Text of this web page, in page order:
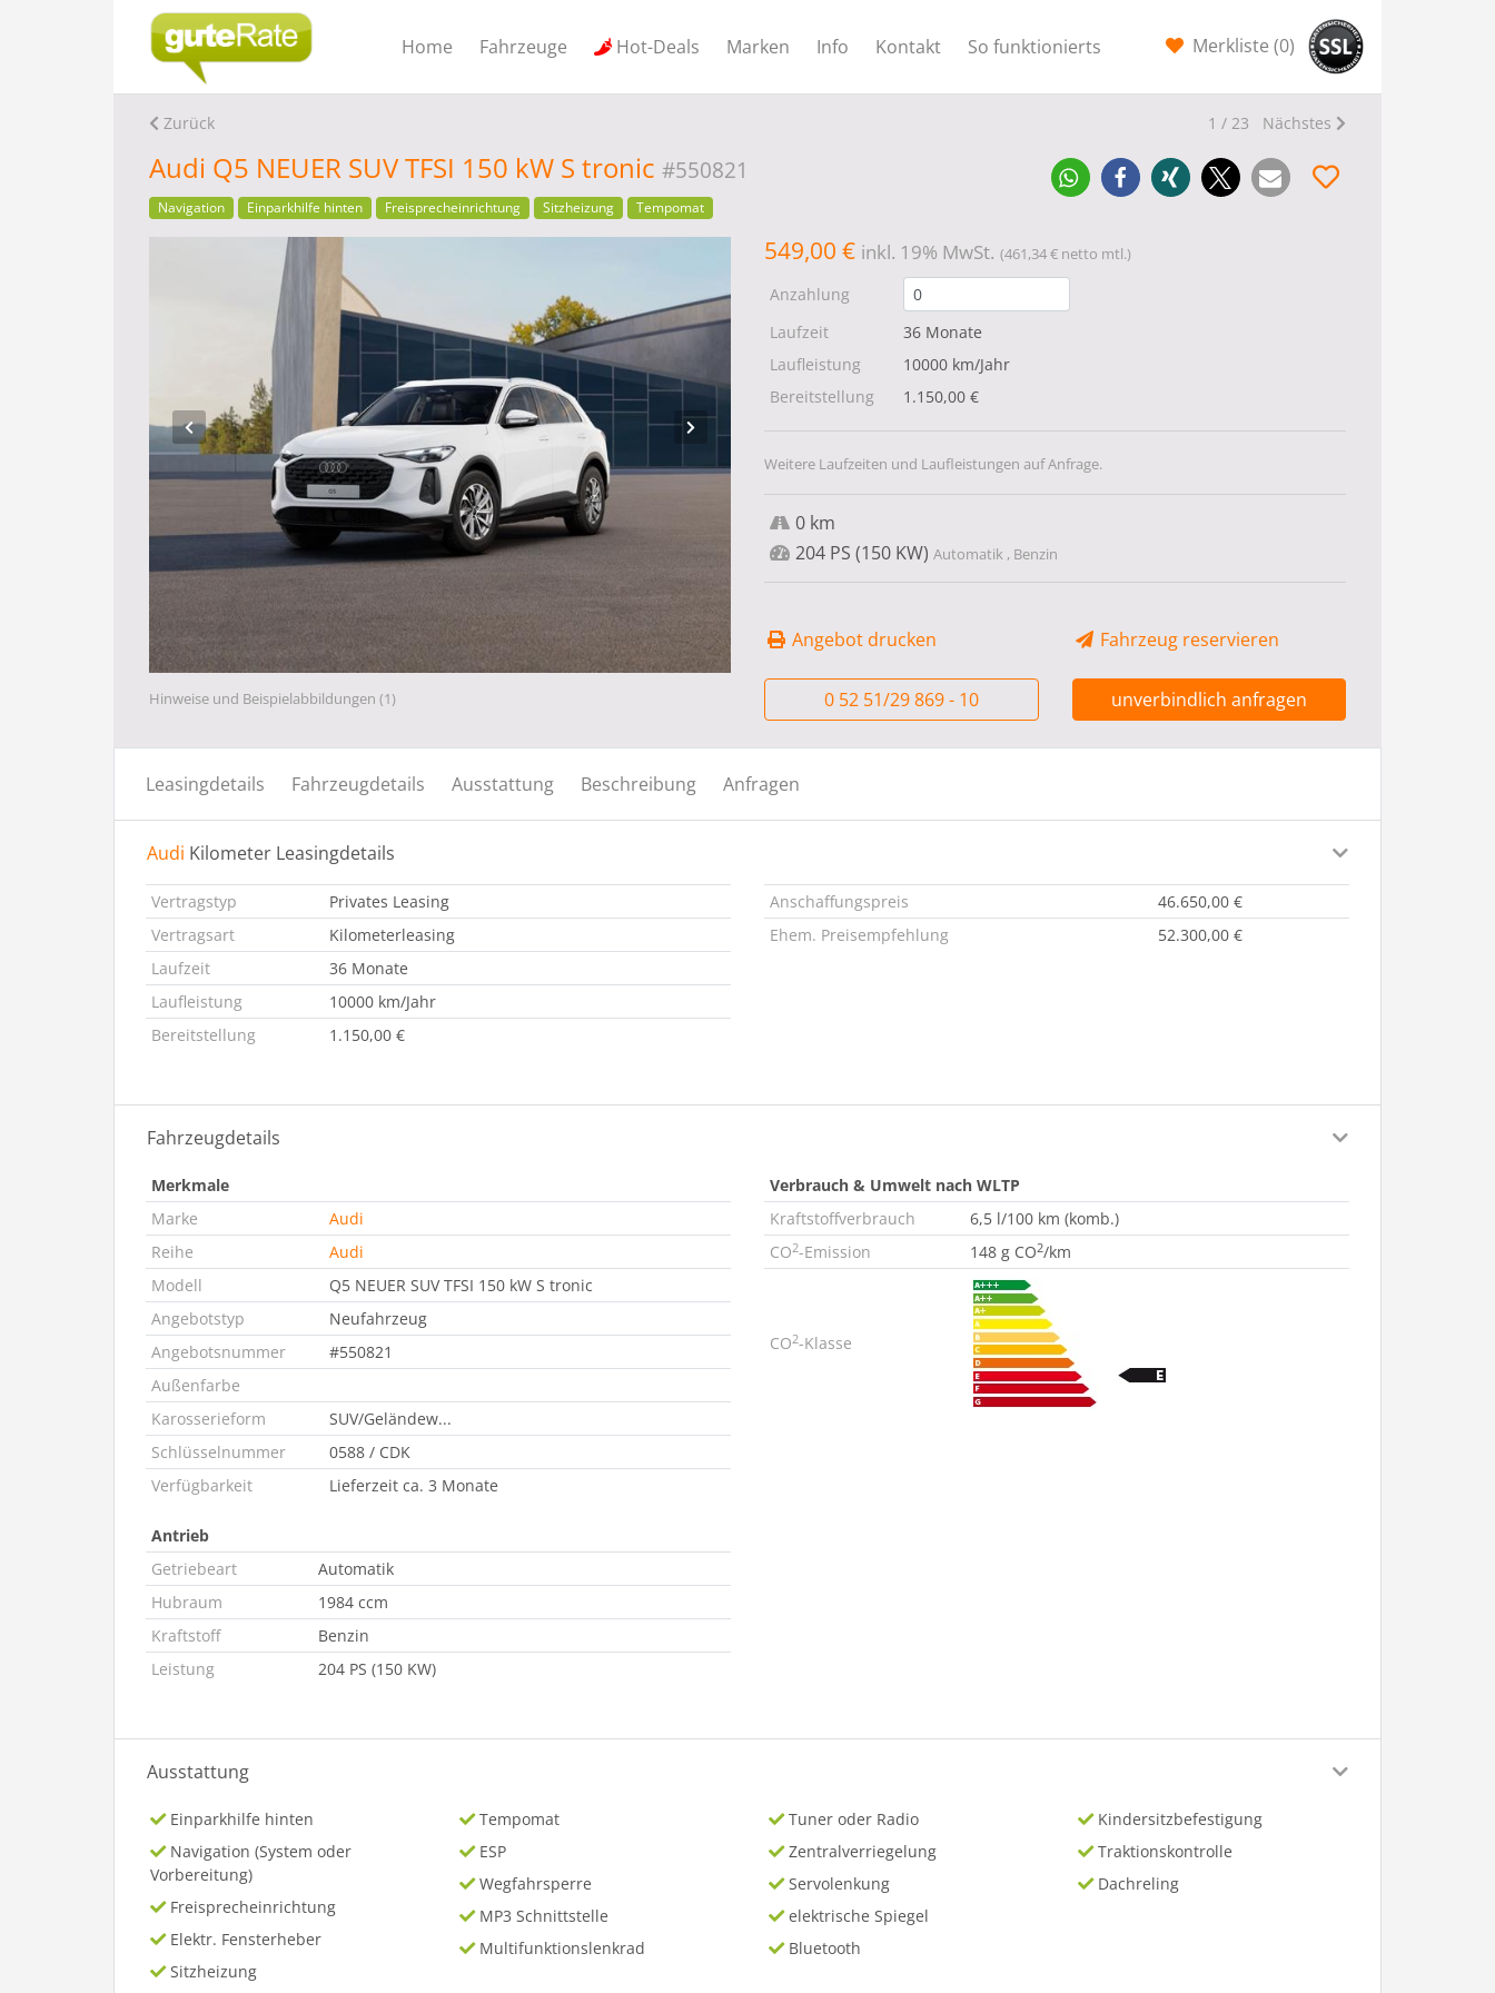
Home Fahrzeuge Hot-Deals Marken Info Kontakt So funktionierts Merkliste (0)
Zurück 1 / 23 Nächstes
Audi Q5 NEUER SUV TFSI 150 kW S tronic #550821
Navigation Einparkhilfe hinten Freisprecheinrichtung Sitzheizung Tempomat
Hinweise und Beispielabbildungen (1)
549,00 € inkl. 19% MwSt. (461,34 € netto mtl.)
Anzahlung
Laufzeit
36 Monate
Laufleistung
10000 km/Jahr
Bereitstellung
1.150,00 €
Weitere Laufzeiten und Laufleistungen auf Anfrage.
0 km
204 PS (150 KW) Automatik , Benzin
Angebot drucken Fahrzeug reservieren
0 52 51/29 869 - 10 unverbindlich anfragen
Leasingdetails Fahrzeugdetails Ausstattung Beschreibung Anfragen
Audi Kilometer Leasingdetails
Vertragstyp
Privates Leasing
Vertragsart
Kilometerleasing
Laufzeit
36 Monate
Laufleistung
10000 km/Jahr
Bereitstellung
1.150,00 €
Anschaffungspreis
46.650,00 €
Ehem. Preisempfehlung
52.300,00 €
Fahrzeugdetails
Merkmale
Marke
Audi
Reihe
Audi
Modell
Q5 NEUER SUV TFSI 150 kW S tronic
Angebotstyp
Neufahrzeug
Angebotsnummer
#550821
Außenfarbe
Karosserieform
SUV/Geländew...
Schlüsselnummer
0588 / CDK
Verfügbarkeit
Lieferzeit ca. 3 Monate
Antrieb
Getriebeart
Automatik
Hubraum
1984 ccm
Kraftstoff
Benzin
Leistung
204 PS (150 KW)
Verbrauch & Umwelt nach WLTP
Kraftstoffverbrauch
6,5 l/100 km (komb.)
CO2-Emission 148 g CO2/km
CO2-Klasse
Ausstattung
Einparkhilfe hinten
Navigation (System oder
Vorbereitung)
Freisprecheinrichtung
Elektr. Fensterheber
Sitzheizung
Tempomat
ESP
Wegfahrsperre
MP3 Schnittstelle
Multifunktionslenkrad
Tuner oder Radio
Zentralverriegelung
Servolenkung
elektrische Spiegel
Bluetooth
Kindersitzbefestigung
Traktionskontrolle
Dachreling